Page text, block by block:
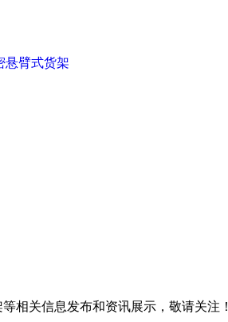
悬臂式货架
相关信息发布和资讯展示，敬请关注！